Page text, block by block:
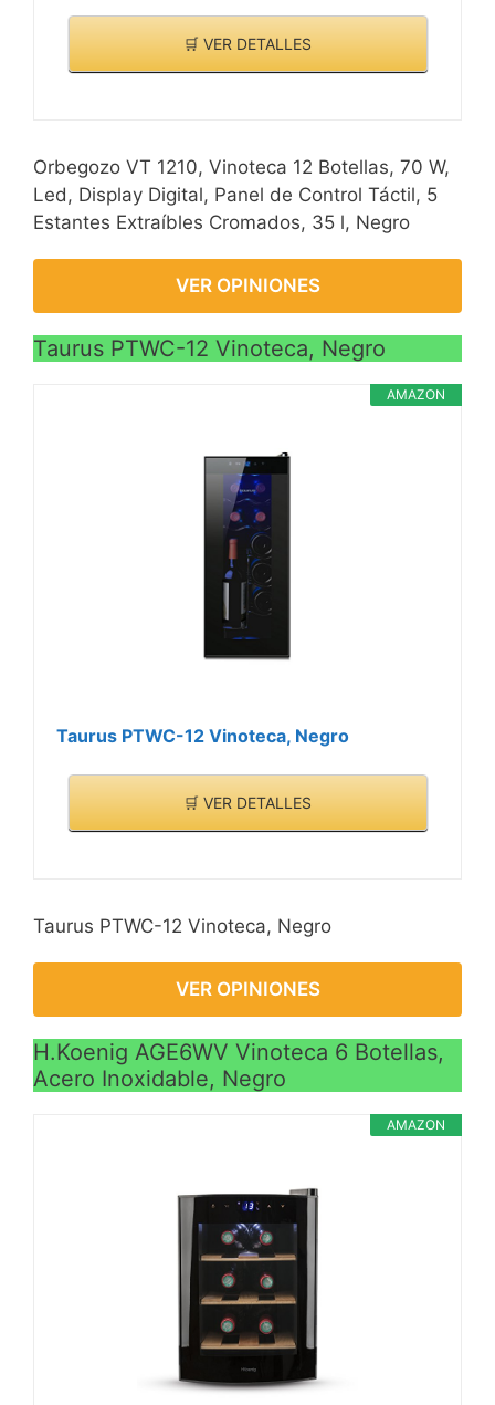
🛒 VER DETALLES
Orbegozo VT 1210, Vinoteca 12 Botellas, 70 W,
Led, Display Digital, Panel de Control Táctil, 5
Estantes Extraíbles Cromados, 35 l, Negro
VER OPINIONES
Taurus PTWC-12 Vinoteca, Negro
AMAZON
Taurus PTWC-12 Vinoteca, Negro
🛒 VER DETALLES
Taurus PTWC-12 Vinoteca, Negro
VER OPINIONES
H.Koenig AGE6WV Vinoteca 6 Botellas,
Acero Inoxidable, Negro
AMAZON